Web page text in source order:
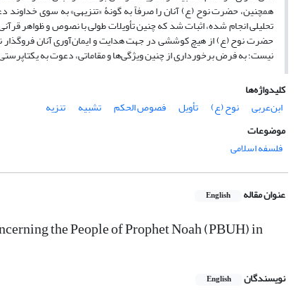
همچنین، حضرت نوح (ع) آنان را صرفاً به گونۀ «تنزیهی» به سوی
تحلیلی انجام شده، اثبات شد که چنین تأویلات طولی با نصوص و ظواهر
حضرت نوح (ع) از هیچ کوششی در جهت هدایت و ایمان‌آوری آنان
نیست؛ به فرض برخورداری از چنین ویژگی‌ها و مقاماتی، دعوت به
کلیدواژه‌ها
ابن‌عربی
نوح (ع) تأویل فصوص الحکم تشبیه
تنزیه
موضوعات
فلسفه اسلامی
عنوان مقاله English
the People of Prophet Noah (PBUH) in
نویسندگان English